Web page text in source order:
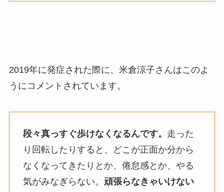
2019年に発症された際に、米倉涼子さんはこのよ
うにコメントされています。
段々真っすぐ歩けなくなるんです。 走った
り回転したりすると、どこが正面か分から
なくなってきたりとか、倦怠感とか、やる
気がみなぎらない。 頑張らなきゃいけない